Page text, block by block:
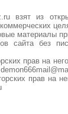
взят из
материалы
сайта без
прав на
прав на